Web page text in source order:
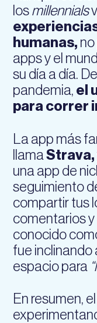
los millennials
humanas,
apps y el
su día a día.
pandemia, el
para correr
La app más
llamaStrava,
una app de
seguimiento
compartir tus
comentarios y
conocido
fue inclinando
espacio para
En resumen,